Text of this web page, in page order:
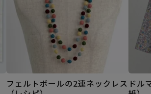
フェルトボールの2連ネックレス ドル